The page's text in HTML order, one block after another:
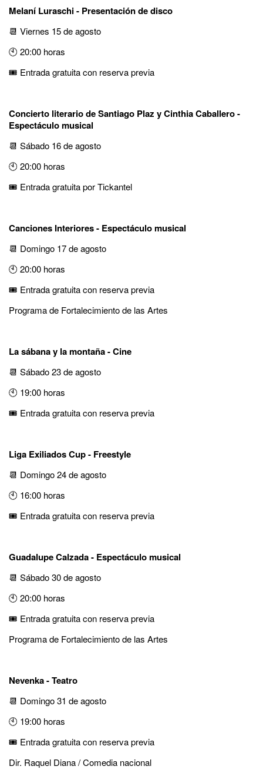
Melaní Luraschi - Presentación de disco
📆 Viernes 15 de agosto
🕙 20:00 horas
🎟️ Entrada gratuita con reserva previa
Concierto literario de Santiago Plaz y Cinthia Caballero -
Espectáculo musical
📆 Sábado 16 de agosto
🕙 20:00 horas
🎟️ Entrada gratuita por Tickantel
Canciones Interiores - Espectáculo musical
📆 Domingo 17 de agosto
🕙 20:00 horas
🎟️ Entrada gratuita con reserva previa
Programa de Fortalecimiento de las Artes
La sábana y la montaña - Cine
📆 Sábado 23 de agosto
🕙 19:00 horas
🎟️ Entrada gratuita con reserva previa
Liga Exiliados Cup - Freestyle
📆 Domingo 24 de agosto
🕙 16:00 horas
🎟️ Entrada gratuita con reserva previa
Guadalupe Calzada - Espectáculo musical
📆 Sábado 30 de agosto
🕙 20:00 horas
🎟️ Entrada gratuita con reserva previa
Programa de Fortalecimiento de las Artes
Nevenka - Teatro
📆 Domingo 31 de agosto
🕙 19:00 horas
🎟️ Entrada gratuita con reserva previa
Dir. Raquel Diana / Comedia nacional